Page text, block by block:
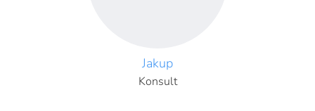
Jakup
Konsult